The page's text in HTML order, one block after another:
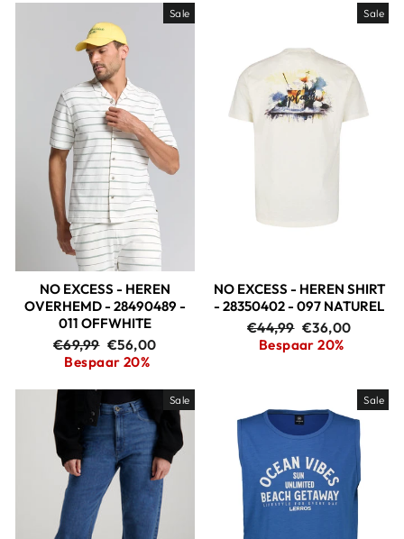
Sale
NO EXCESS - HEREN
OVERHEMD - 28490489 -
011 OFFWHITE
Adviesprijs
€69,99 Aanbiedingsprijs
€56,00
Bespaar 20%
Sale
NO EXCESS - HEREN SHIRT
- 28350402 - 097 NATUREL
Adviesprijs
€44,99 €36,00
Bespaar 20%
Sale Sale